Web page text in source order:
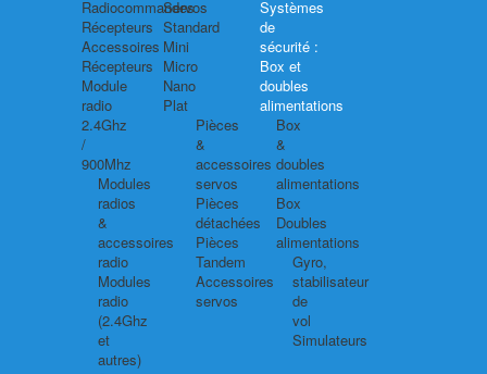
Radiocommandes
Récepteurs
Accessoires
Récepteurs
Module
radio
2.4Ghz
/
900Mhz
Modules
radios
&
accessoires
radio
Modules
radio
(2.4Ghz
et
autres)
Servos
Standard
Mini
Micro
Nano
Plat
Pièces
&
accessoires
servos
Pièces
détachées
Pièces
Tandem
Accessoires
servos
Systèmes
de
sécurité :
Box et
doubles
alimentations
Box
&
doubles
alimentations
Box
Doubles
alimentations
Gyro,
stabilisateur
de
vol
Simulateurs